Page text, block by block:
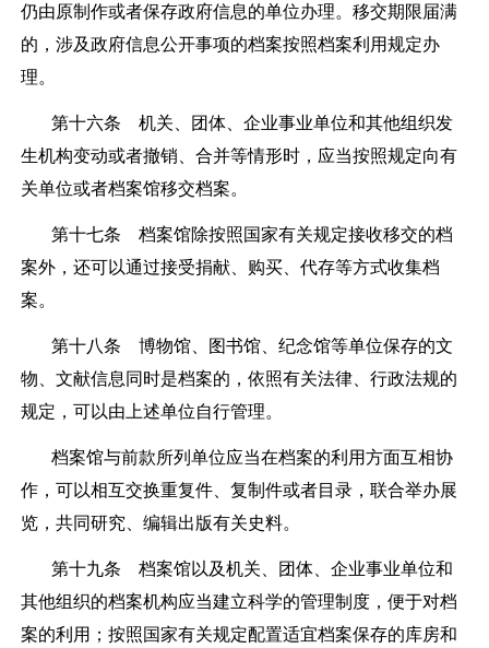
仍由原制作或者保存政府信息的单位办理。移交期限届满
的，涉及政府信息公开事项的档案按照档案利用规定办
理。
第十六条 机关、团体、企业事业单位和其他组织发
生机构变动或者撤销、合并等情形时，应当按照规定向有
关单位或者档案馆移交档案。
第十七条 档案馆除按照国家有关规定接收移交的档
案外，还可以通过接受捐献、购买、代存等方式收集档
案。
第十八条 博物馆、图书馆、纪念馆等单位保存的文
物、文献信息同时是档案的，依照有关法律、行政法规的
规定，可以由上述单位自行管理。
档案馆与前款所列单位应当在档案的利用方面互相协
作，可以相互交换重复件、复制件或者目录，联合举办展
览，共同研究、编辑出版有关史料。
第十九条 档案馆以及机关、团体、企业事业单位和
其他组织的档案机构应当建立科学的管理制度，便于对档
案的利用；按照国家有关规定配置适宜档案保存的库房和